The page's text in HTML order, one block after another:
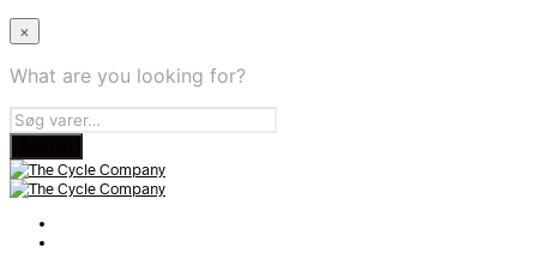
×
What are you looking for?